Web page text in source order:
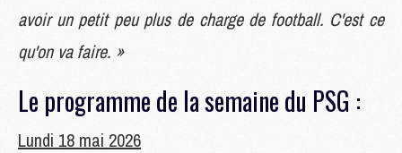
avoir un petit peu plus de charge de football. C'est ce
qu'on va faire. »
Le programme de la semaine du PSG :
Lundi 18 mai 2026